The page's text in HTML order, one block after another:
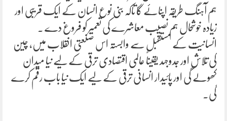
ہم آہنگ طریقہ اپنائے گا تاکہ بنی نوع انسان کے ایک قریبی اور
زیادہ خوشحال ہم نصیب معاشرے کی تعمیر کو فروغ دے ۔
انسانیت کے مستقبل سے وابستہ اس صنعتی انقلاب میں، چین
کی تلاش اور جدوجہد یقیناً عالمی اقتصادی ترقی کے لیے نیا میدان
کھولے گی اور پائیدار انسانی ترقی کے لیے ایک نیا باب رقم کرے
گی۔